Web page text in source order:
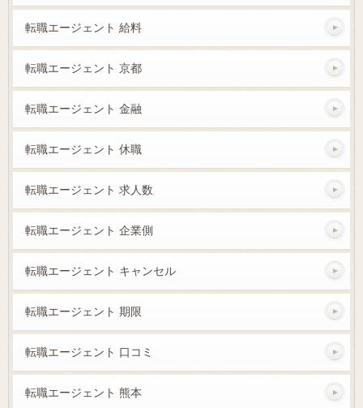
転職エージェント 給料
転職エージェント 京都
転職エージェント 金融
転職エージェント 休職
転職エージェント 求人数
転職エージェント 企業側
転職エージェント キャンセル
転職エージェント 期限
転職エージェント 口コミ
転職エージェント 熊本